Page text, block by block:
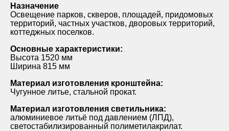
Назначение
Освещение парков, скверов, площадей, придомовых
территорий, частных участков, дворовых территорий,
коттеджных поселков.
Основные характеристики:
Высота 1520 мм
Ширина 815 мм
Материал изготовления кронштейна:
Чугунное литье, стальной прокат.
Материал изготовления светильника:
алюминиевое литьё под давлением (ЛПД),
светостабилизированный полиметилакрилат.